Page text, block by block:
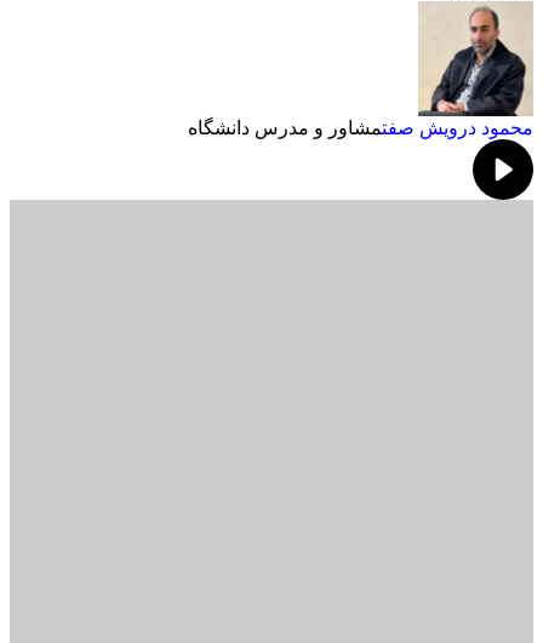
محمود درویش صفتمشاور و مدرس دانشگاه